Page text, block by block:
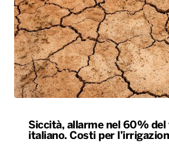
Siccità, allarme nel 60%
italiano. Costi per